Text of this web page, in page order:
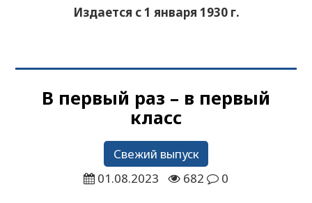
Издается с 1 января 1930 г.
В первый раз – в первый
класс
Свежий выпуск
01.08.2023
682 0